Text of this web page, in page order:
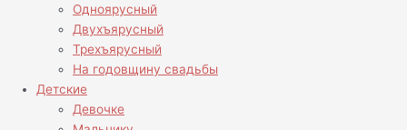
Одноярусный
Двухъярусный
Трехъярусный
На годовщину свадьбы
Детские
Девочке